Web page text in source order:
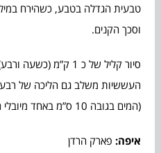
טבעית הגדלה בטבע, כשהירח
וסכך הקנים.
סיור קליל של כ 1 ק”מ
העששיות משלב גם הליכה של
(המים בגובה 10 ס”מ באחד מיובלי הירדן).
איפה: פארק הרדן